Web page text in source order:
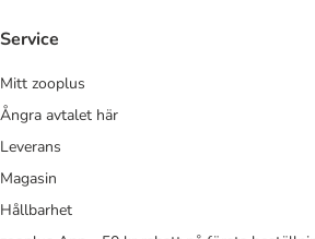
Service
Mitt zooplus
Ångra avtalet här
Leverans
Magasin
Hållbarhet